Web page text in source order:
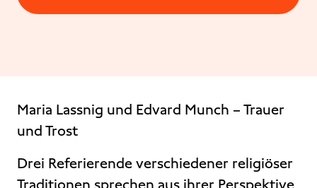
Maria Lassnig und Edvard Munch – Trauer
und Trost
Drei Referierende verschiedener religiöser